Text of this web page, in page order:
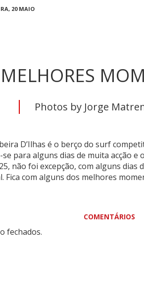
20 MAIO
Photos by Jorge
D’Ilhas é o berço do surf
para alguns dias de muita acção e
não foi excepção, com alguns
Fica com alguns dos melhores
COMENTÁRIOS
fechados.